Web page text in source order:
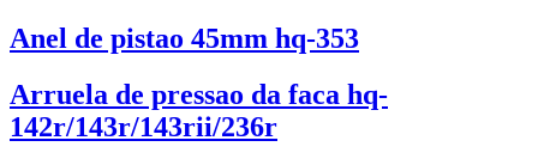
Anel de pistao 45mm hq-353
Arruela de pressao da faca hq-
142r/143r/143rii/236r